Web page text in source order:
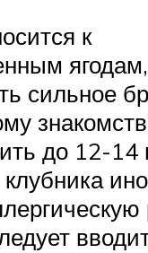
к
сильное
до 12-14